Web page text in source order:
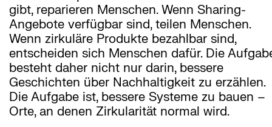
gibt, reparieren Menschen. Wenn Sharing-
Angebote verfügbar sind, teilen Menschen.
Wenn zirkuläre Produkte bezahlbar sind,
entscheiden sich Menschen dafür. Die
besteht daher nicht nur darin, bessere
Geschichten über Nachhaltigkeit zu erzählen.
Die Aufgabe ist, bessere Systeme zu bauen –
Orte, an denen Zirkularität normal wird.